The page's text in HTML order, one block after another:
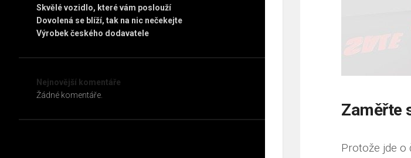
Skvělé vozidlo, které vám poslouží
Dovolená se blíží, tak na nic nečekejte
Výrobek českého dodavatele
Nejnovější komentáře
Žádné komentáře.
Zaměřte
Protože jde o